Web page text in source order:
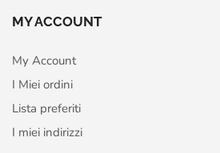
MY ACCOUNT
My Account
I Miei ordini
Lista preferiti
I miei indirizzi